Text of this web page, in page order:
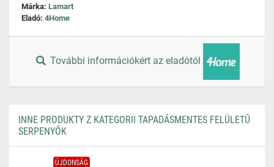
Márka: Lamart
Eladó: 4Home
További információkért az eladótól
INNE PRODUKTY Z KATEGORII TAPADÁSMENTES FELÜLETŰ
SERPENYŐK
ÚJDONSÁG